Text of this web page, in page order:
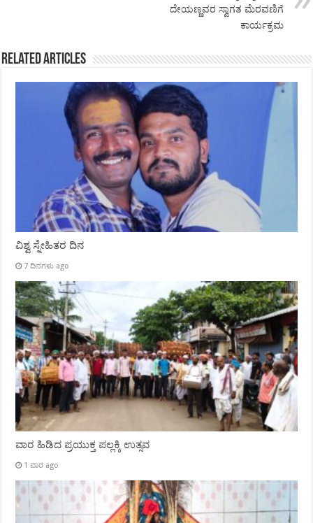
ದೇಯಣ್ಣವರ ಸ್ವಾಗತ ಮೆರವಣಿಗೆ
ಕಾರ್ಯಕ್ರಮ
Related Articles
ವಿಶ್ವ ಸ್ನೇಹಿತರ ದಿನ
7 ದಿನಗಳು ago
ವಾರ ಹಿಡಿದ ಪ್ರಯುಕ್ತ ಪಲ್ಲಕ್ಕಿ ಉತ್ಸವ
1 ವಾರ ago